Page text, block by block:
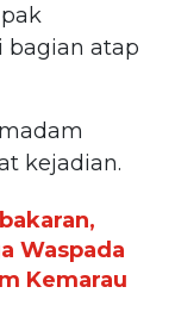
bagian atap
kejadian.
Waspada
Kemarau